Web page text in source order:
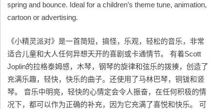
spring and bounce. Ideal for a children’s theme tune, animation,
cartoon or advertising.
《小精灵派对》是一首简短，搞怪，乐观，轻松的音乐，非常
适合儿童和大人任何异想天开的喜剧或卡通情节。 有着Scott
Joplin的拉格泰姆感，木琴，钢琴的旋律和弦乐的拨揍，创造了
充满乐趣，轻快，快乐的曲子。还使用了马林巴琴，铜钹和竖
琴。 音乐中明亮，轻快的心情定会令人振奋，在任何积极的情
况下，都可以作为正确的补充，因为它充满了喜悦和快乐。 可